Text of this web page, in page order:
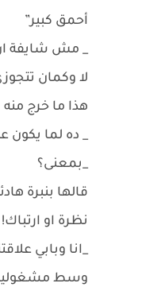
أحمق كبير”
_ مش شايفة
لا وكمان
هذا ما خرج
_ ده لما يكون
_بمعنى؟
قالها بنبرة
نظرة او ارتباك!
_انا وبابي
وسط